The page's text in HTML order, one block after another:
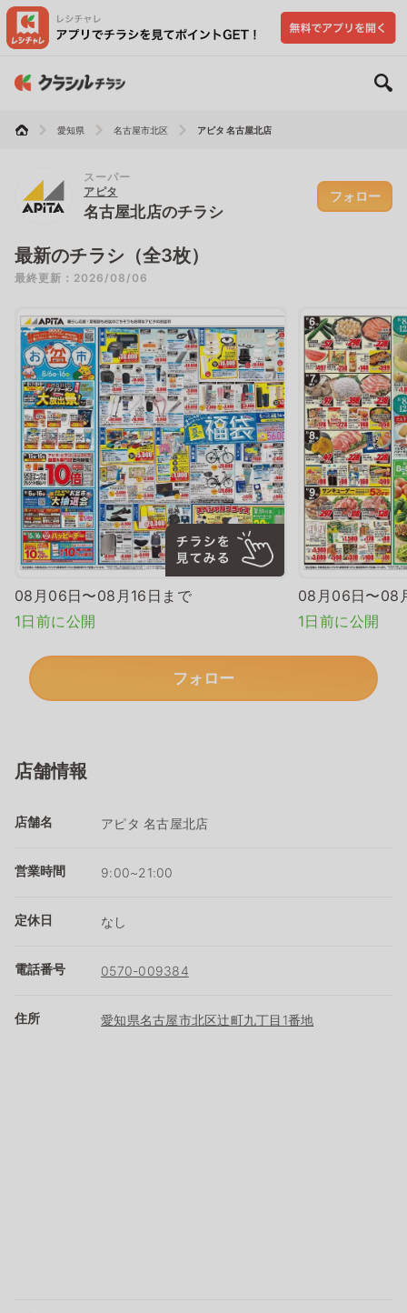
愛知県 名古屋市北区 アピタ 名古屋北店
スーパー
アピタ
名古屋北店のチラシ
フォロー
最新のチラシ（全3枚）
最終更新：2026/08/06
08月06日〜08月16日まで
1日前に公開
08月06日〜08
1日前に公開
フォロー
店舗情報
店舗名 アピタ 名古屋北店
営業時間 9:00~21:00
定休日 なし
電話番号 0570-009384
住所 愛知県名古屋市北区辻町九丁目1番地